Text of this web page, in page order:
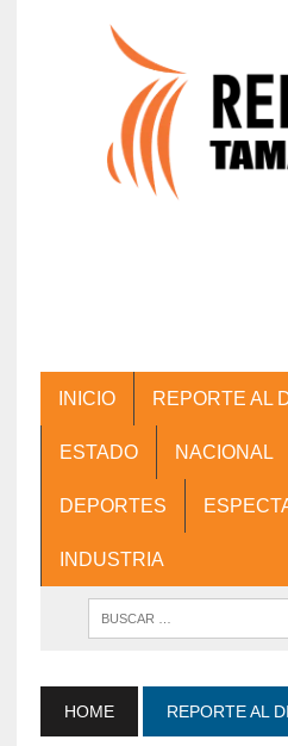
INICIO REPORTE AL
ESTADO NACIONAL
DEPORTES
INDUSTRIA
HOME REPORTE AL